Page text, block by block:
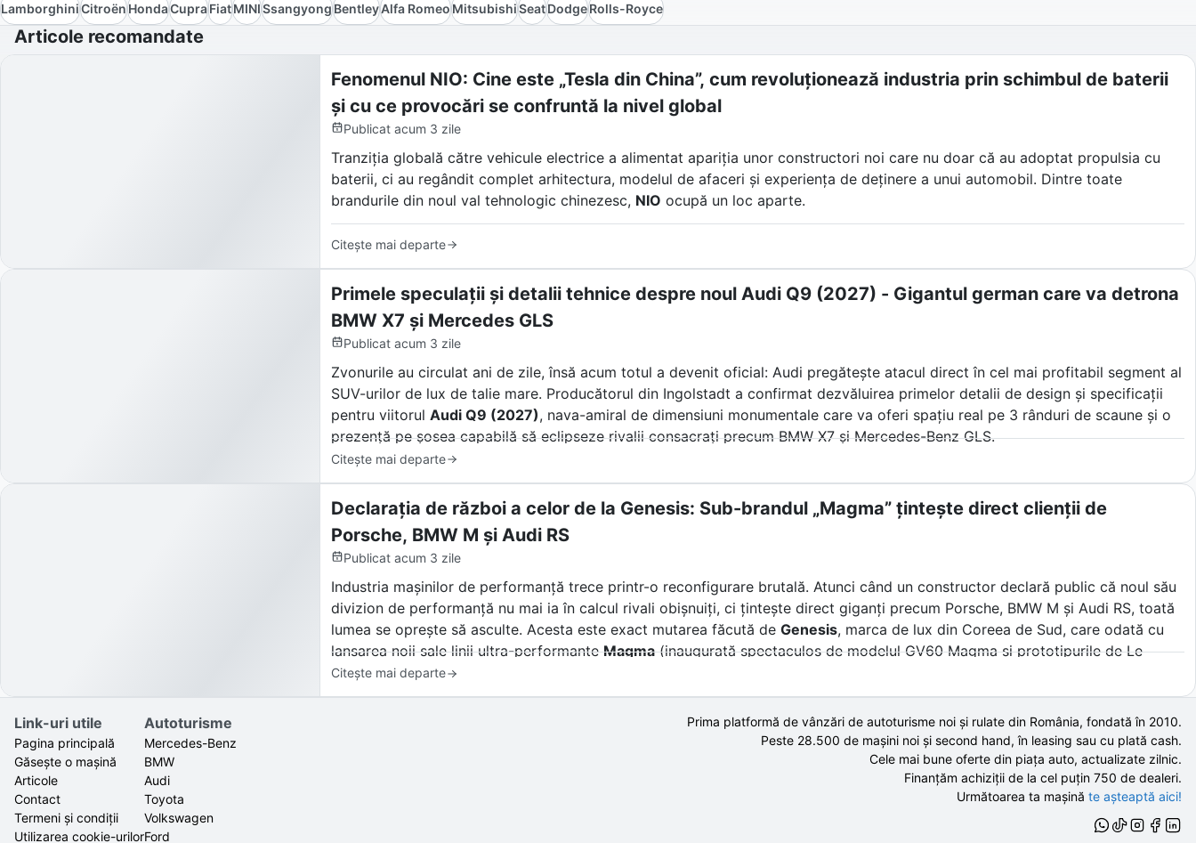
LamborghiniCitroënHondaCupraFiatMINISsangyongBentleyAlfa RomeoMitsubishiSeatDodgeRolls-Royce
Articole recomandate
Fenomenul NIO: Cine este „Tesla din China”, cum revoluționează industria prin schimbul de baterii
și cu ce provocări se confruntă la nivel global
Publicat acum 3 zile
Tranziția globală către vehicule electrice a alimentat apariția unor constructori noi care nu doar că au adoptat propulsia cu
baterii, ci au regândit complet arhitectura, modelul de afaceri și experiența de deținere a unui automobil. Dintre toate
brandurile din noul val tehnologic chinezesc, NIO ocupă un loc aparte.
Denumită frecvent de presa internațională „Tesla din China”, compania din Shanghai nu s-a mulțumit doar să construiască
SUV-uri și sedanuri electrice de lux. NIO a creat un ecosistem unic bazat pe schimburile automatizate de baterii, asistenți
Citește mai departe
Primele speculații și detalii tehnice despre noul Audi Q9 (2027) - Gigantul german care va detrona
BMW X7 și Mercedes GLS
Publicat acum 3 zile
Zvonurile au circulat ani de zile, însă acum totul a devenit oficial: Audi pregătește atacul direct în cel mai profitabil segment al
SUV-urilor de lux de talie mare. Producătorul din Ingolstadt a confirmat dezvăluirea primelor detalii de design și specificații
pentru viitorul Audi Q9 (2027), nava-amiral de dimensiuni monumentale care va oferi spațiu real pe 3 rânduri de scaune și o
prezență pe șosea capabilă să eclipseze rivalii consacrați precum BMW X7 și Mercedes-Benz GLS.
Citește mai departe
Declarația de război a celor de la Genesis: Sub-brandul „Magma” țintește direct clienții de
Porsche, BMW M și Audi RS
Publicat acum 3 zile
Industria mașinilor de performanță trece printr-o reconfigurare brutală. Atunci când un constructor declară public că noul său
divizion de performanță nu mai ia în calcul rivali obișnuiți, ci țintește direct giganți precum Porsche, BMW M și Audi RS, toată
lumea se oprește să asculte. Acesta este exact mutarea făcută de Genesis, marca de lux din Coreea de Sud, care odată cu
lansarea noii sale linii ultra-performanteMagma(inaugurată spectaculos de modelul GV60 Magma și prototipurile de Le
Mans), declară deschis că vrea să fure din clienții fideli ai celor mai mari nume germane.
și gigantul din Stuttgart sau München, trebuie să răspundem la o întrebare esențială pentru mulți șoferi din Europa de Est.
Citește mai departe
Prima platformă de vânzări de autoturisme noi și rulate din România, fondată în 2010.
Peste 28.500 de mașini noi și second hand,în leasing sau cu plată cash.
Cele mai bune oferte din piața auto, actualizate zilnic.
Finanțăm achiziții de la cel puțin 750 de dealeri.
Următoarea ta mașină te așteaptă aici!
Link-uri utile
Pagina principală
Găsește o mașină
Articole
Contact
Termeni și condiții
Utilizarea cookie-urilor
Autoturisme
Mercedes-Benz
BMW
Audi
Toyota
Volkswagen
Ford